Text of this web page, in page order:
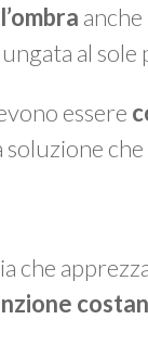
al sole
essere
che